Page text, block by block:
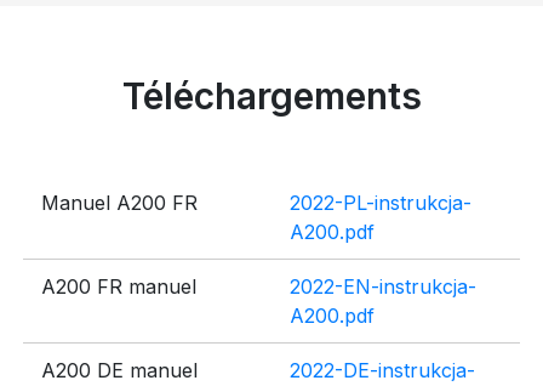
Téléchargements
Manuel A200 FR
2022-PL-instrukcja-
A200.pdf
A200 FR manuel
2022-EN-instrukcja-
A200.pdf
A200 DE manuel
2022-DE-instrukcja-